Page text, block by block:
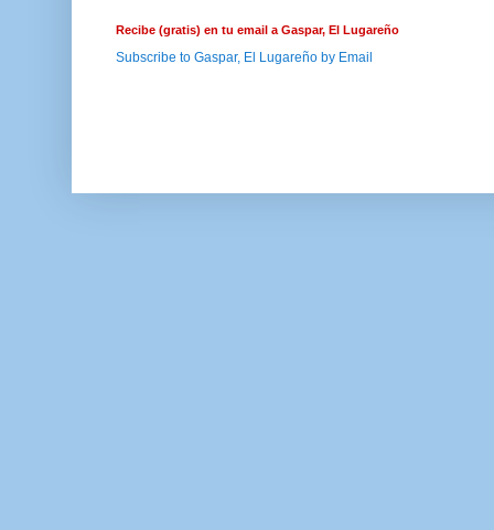
Recibe (gratis) en tu email a Gaspar, El Lugareño
Subscribe to Gaspar, El Lugareño by Email